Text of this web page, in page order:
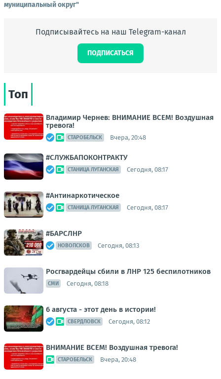
муниципальный округ"
Подписывайтесь на наш Telegram-канал
ПОДПИСАТЬСЯ
Топ
Владимир Чернев: ВНИМАНИЕ ВСЕМ! Воздушная
тревога!
СТАРОБЕЛЬСК Вчера, 20:48
#СЛУЖБАПОКОНТРАКТУ
СТАНИЦА ЛУГАНСКАЯ Сегодня, 08:17
#Антинаркотическое
СТАНИЦА ЛУГАНСКАЯ Сегодня, 08:17
#БАРСЛНР
НОВОПСКОВ Сегодня, 08:13
Росгвардейцы сбили в ЛНР 125 беспилотников
СМИ Сегодня, 08:18
6 августа - этот день в истории!
СВЕРДЛОВСК Сегодня, 08:12
ВНИМАНИЕ ВСЕМ! Воздушная тревога!
СТАРОБЕЛЬСК Вчера, 20:48